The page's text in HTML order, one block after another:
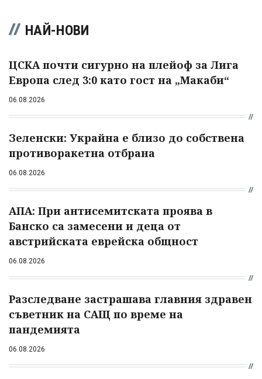
НАЙ-НОВИ
ЦСКА почти сигурно на плейоф за Лига
Европа след 3:0 като гост на „Макаби“
06.08.2026
Зеленски: Украйна е близо до собствена
противоракетна отбрана
06.08.2026
АПА: При антисемитската проява в
Банско са замесени и деца от
австрийската еврейска общност
06.08.2026
Разследване застрашава главния здравен
съветник на САЩ по време на
пандемията
06.08.2026